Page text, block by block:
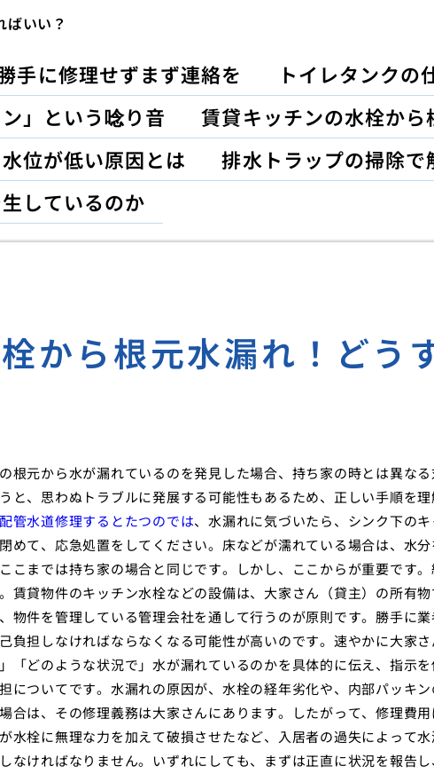
いい？
手に修理せずまず連絡を
トイレタンクの
」という唸り音
賃貸キッチンの水栓か
位が低い原因とは
排水トラップの掃除
しているのか
から根元水漏れ！どう
根元から水が漏れているのを発見した場合、持ち家の時とは異なる
と、思わぬトラブルに発展する可能性もあるため、正しい手順を理
管水道修理するとたつのでは、水漏れに気づいたら、シンク下のキ
めて、応急処置をしてください。床などが濡れている場合は、水分
こまでは持ち家の場合と同じです。しかし、ここからが重要です。
賃貸物件のキッチン水栓などの設備は、大家さん（貸主）の所有物
物件を管理している管理会社を通して行うのが原則です。勝手に業
負担しなければならなくなる可能性が高いのです。速やかに大家さ
「どのような状況で」水が漏れているのかを具体的に伝え、指示を
についてです。水漏れの原因が、水栓の経年劣化や、内部パッキン
合は、その修理義務は大家さんにあります。したがって、修理費用
水栓に無理な力を加えて破損させたなど、入居者の過失によって水
ければなりません。いずれにしても、まずは正直に状況を報告し